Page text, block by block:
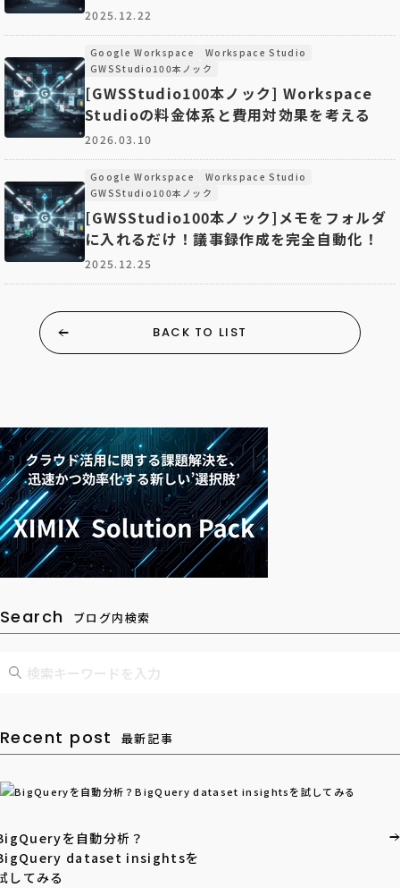
2025.12.22
Google Workspace
Workspace Studio
GWSStudio100本ノック
[GWSStudio100本ノック] Workspace
Studioの料金体系と費用対効果を考える
2026.03.10
Google Workspace
Workspace Studio
GWSStudio100本ノック
[GWSStudio100本ノック]メモをフォルダ
に入れるだけ！議事録作成を完全自動化！
2025.12.25
BACK TO LIST
Search ブログ内検索
Recent post 最新記事
を自動分析？
dataset insightsを
してみる